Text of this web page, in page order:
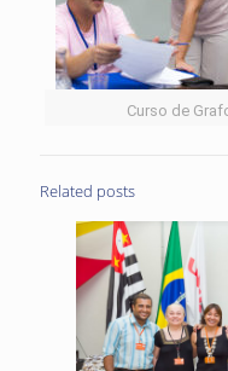
Curso de
Related posts